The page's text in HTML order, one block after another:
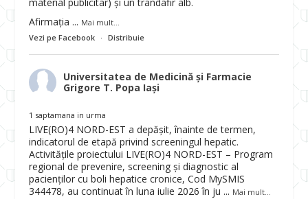
material publicitar) și un trandafir alb.
Afirmația ... Mai mult...
Vezi pe Facebook · Distribuie
Universitatea de Medicină și Farmacie
Grigore T. Popa Iași
1 saptamana in urma
LIVE(RO)4 NORD-EST a depășit, înainte de termen,
indicatorul de etapă privind screeningul hepatic.
Activitățile proiectului LIVE(RO)4 NORD-EST – Program
regional de prevenire, screening și diagnostic al
pacienților cu boli hepatice cronice, Cod MySMIS
344478, au continuat în luna iulie 2026 în ju ... Mai mult...